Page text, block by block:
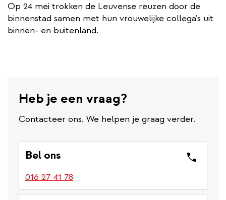
Op 24 mei trokken de Leuvense reuzen door de
binnenstad samen met hun vrouwelijke collega’s uit
binnen- en buitenland.
Heb je een vraag?
Contacteer ons. We helpen je graag verder.
Bel ons
016 27 41 78